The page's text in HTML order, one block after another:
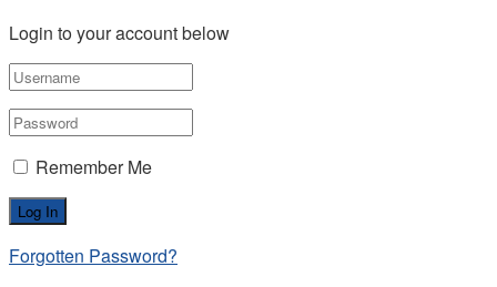
Login to your account below
Remember Me
Forgotten Password?